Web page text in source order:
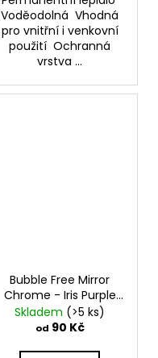
Voděodolná Vhodná
pro vnitřní i venkovní
použití Ochranná
vrstva ...
Bubble Free Mirror
Chrome - Iris Purple
Samolepící vinylová
folie TeckWrap
Skladem (>5 ks)
od 90 Kč